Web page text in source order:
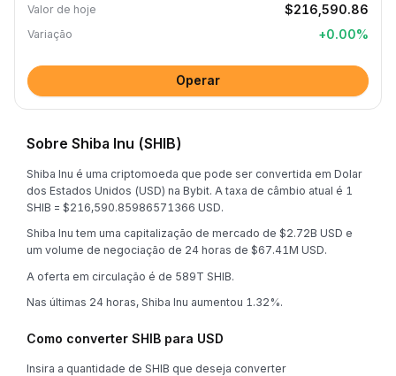
Valor de hoje $216,590.86
Variação +0.00%
Operar
Sobre Shiba Inu (SHIB)
Shiba Inu é uma criptomoeda que pode ser convertida em Dolar
dos Estados Unidos (USD) na Bybit. A taxa de câmbio atual é 1
SHIB = $216,590.85986571366 USD.
Shiba Inu tem uma capitalização de mercado de $2.72B USD e
um volume de negociação de 24 horas de $67.41M USD.
A oferta em circulação é de 589T SHIB.
Nas últimas 24 horas, Shiba Inu aumentou 1.32%.
Como converter SHIB para USD
Insira a quantidade de SHIB que deseja converter